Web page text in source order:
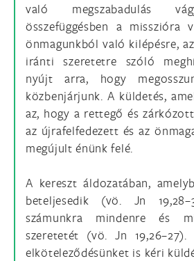
való megszabadulás
összefüggésben a misszióra
önmagunkból való kilépésre,
iránti szeretetre szóló
nyújt arra, hogy
közbenjárjunk. A küldetés,
az, hogy a rettegő és
az újrafelfedezett és az
megújult énünk felé.
A kereszt áldozatában,
beteljesedik (vö. Jn
számunkra mindenre és
szeretetét (vö. Jn 19,26–27).
elköteleződésünket is kéri